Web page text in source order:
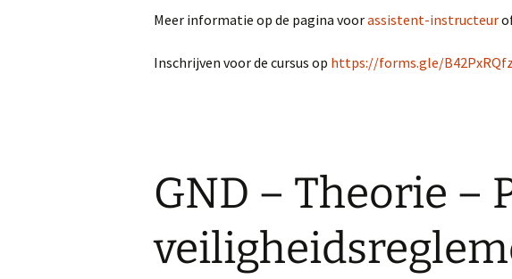
Meer informatie op de pagina voorassistent-instructeur
Inschrijven voor de cursus op https://forms.gle/
GND – Theorie –